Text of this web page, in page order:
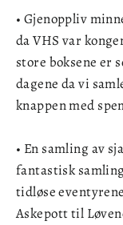
• Gjenoppliv
da VHS var
store boksene er
dagene da vi
knappen med
• En samling av
fantastisk
tidløse
Askepott til